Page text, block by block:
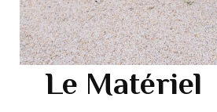
Le Matériel